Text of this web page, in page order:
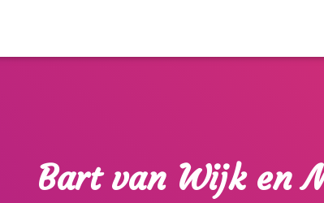
Bart van Wijk en